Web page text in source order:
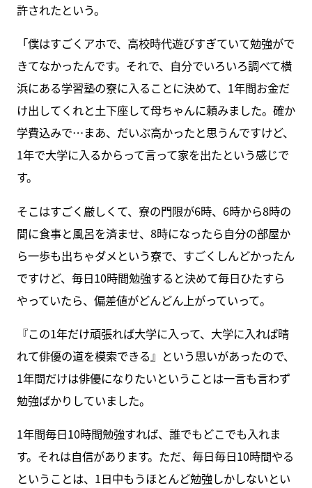
許されたという。
「僕はすごくアホで、高校時代遊びすぎていて勉強がで
きてなかったんです。それで、自分でいろいろ調べて横
浜にある学習塾の寮に入ることに決めて、1年間お金だ
け出してくれと土下座して母ちゃんに頼みました。確か
学費込みで…まあ、だいぶ高かったと思うんですけど、
1年で大学に入るからって言って家を出たという感じで
す。
そこはすごく厳しくて、寮の門限が6時、6時から8時の
間に食事と風呂を済ませ、8時になったら自分の部屋か
ら一歩も出ちゃダメという寮で、すごくしんどかったん
ですけど、毎日10時間勉強すると決めて毎日ひたすら
やっていたら、偏差値がどんどん上がっていって。
『この1年だけ頑張れば大学に入って、大学に入れば晴
れて俳優の道を模索できる』という思いがあったので、
1年間だけは俳優になりたいということは一言も言わず
勉強ばかりしていました。
1年間毎日10時間勉強すれば、誰でもどこでも入れま
す。それは自信があります。ただ、毎日毎日10時間やる
ということは、1日中もうほとんど勉強しかしないとい